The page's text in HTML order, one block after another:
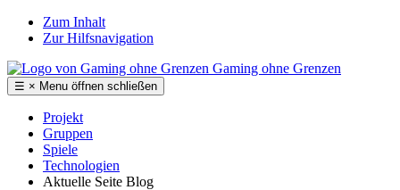
Zum Inhalt
Zur Hilfsnavigation
Gaming ohne Grenzen
☰ × Menu öffnen schließen
Projekt
Gruppen
Spiele
Technologien
Aktuelle Seite Blog